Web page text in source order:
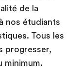
de la
nos étudiants
Tous les
progresser,
minimum.